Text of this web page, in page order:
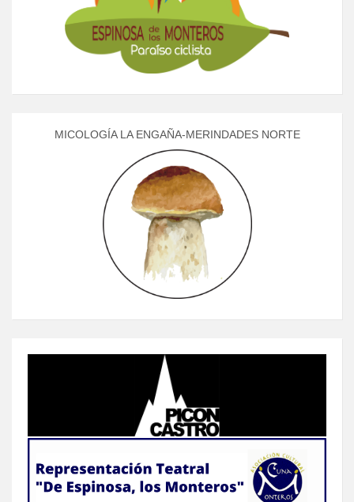
MICOLOGÍA LA ENGAÑA-MERINDADES NORTE